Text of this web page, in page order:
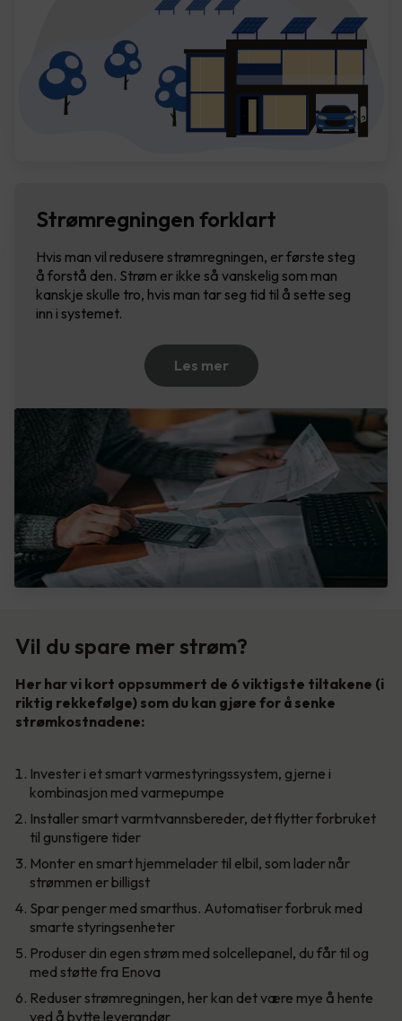
Strømregningen forklart
Hvis man vil redusere strømregningen, er første steg
å forstå den. Strøm er ikke så vanskelig som man
kanskje skulle tro, hvis man tar seg tid til å sette seg
inn i systemet.
Les mer
Vil du spare mer strøm?
Her har vi kort oppsummert de 6 viktigste tiltakene (i
riktig rekkefølge) som du kan gjøre for å senke
strømkostnadene:
Invester i et smart varmestyringssystem, gjerne i
kombinasjon med varmepumpe
Installer smart varmtvannsbereder, det flytter forbruket
til gunstigere tider
Monter en smart hjemmelader til elbil, som lader når
strømmen er billigst
Spar penger med smarthus. Automatiser forbruk med
smarte styringsenheter
Produser din egen strøm med solcellepanel, du får til og
med støtte fra Enova
Reduser strømregningen, her kan det være mye å hente
ved å bytte leverandør